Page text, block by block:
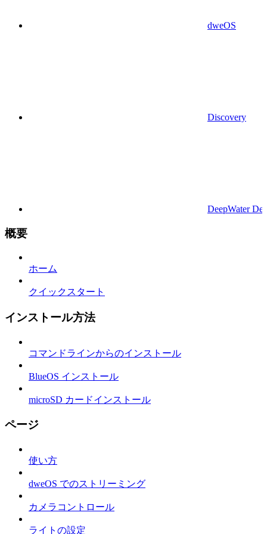
dweOS
Discovery
DeepWater
概要
ホーム
クイックスタート
インストール方法
コマンドラインからのインストール
BlueOS インストール
microSD カードインストール
ページ
使い方
dweOS でのストリーミング
カメラコントロール
ライトの設定